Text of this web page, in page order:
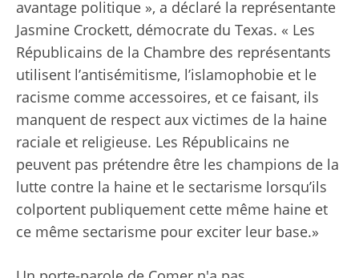
avantage politique », a déclaré la représentante
Jasmine Crockett, démocrate du Texas. « Les
Républicains de la Chambre des représentants
utilisent l’antisémitisme, l’islamophobie et le
racisme comme accessoires, et ce faisant, ils
manquent de respect aux victimes de la haine
raciale et religieuse. Les Républicains ne
peuvent pas prétendre être les champions de la
lutte contre la haine et le sectarisme lorsqu’ils
colportent publiquement cette même haine et
ce même sectarisme pour exciter leur base.»